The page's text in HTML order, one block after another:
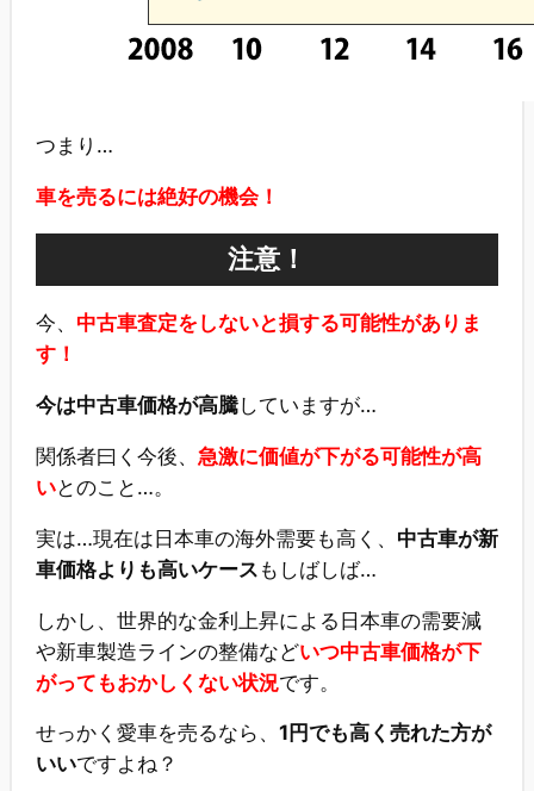
つまり…
車を売るには絶好の機会！
注意！
今、 中古車査定をしないと損する可能性がありま
す！
今は中古車価格が高騰していますが…
関係者曰く今後、 急激に価値が下がる可能性が高
いとのこと…。
実は…現在は日本車の海外需要も高く、 中古車が新
車価格よりも高いケース もしばしば…
しかし、世界的な金利上昇による日本車の需要減
や新車製造ラインの整備などいつ中古車価格が下
がってもおかしくない状況です。
せっかく愛車を売るなら、 1円でも高く売れた方が
いいですよね？